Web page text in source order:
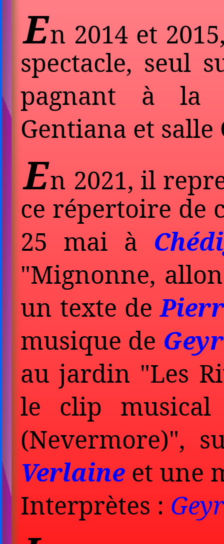
En 2014 et
spectacle, seul
pa­gnant à la
Gentiana et salle
En 2021, il
ce répertoire de
25 mai à
"Mignonne,
un texte de
musique de
au jardin "Les
le clip musical
(Nevermore)",
Verlaine et une
Interprètes :